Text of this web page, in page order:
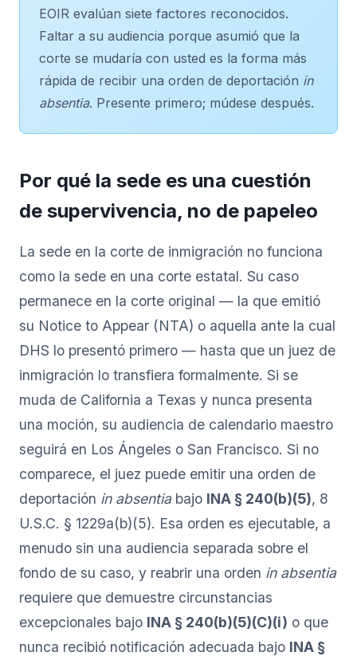
EOIR evalúan siete factores reconocidos.
Faltar a su audiencia porque asumió que la
corte se mudaría con usted es la forma más
rápida de recibir una orden de deportación in
absentia. Presente primero; múdese después.
Por qué la sede es una cuestión
de supervivencia, no de papeleo
La sede en la corte de inmigración no funciona
como la sede en una corte estatal. Su caso
permanece en la corte original — la que emitió
su Notice to Appear (NTA) o aquella ante la cual
DHS lo presentó primero — hasta que un juez de
inmigración lo transfiera formalmente. Si se
muda de California a Texas y nunca presenta
una moción, su audiencia de calendario maestro
seguirá en Los Ángeles o San Francisco. Si no
comparece, el juez puede emitir una orden de
deportación in absentiabajo INA § 240(b)(5), 8
U.S.C. § 1229a(b)(5). Esa orden es ejecutable, a
menudo sin una audiencia separada sobre el
fondo de su caso, y reabrir una orden in absentia
requiere que demuestre circunstancias
excepcionales bajo INA § 240(b)(5)(C)(i) o que
nunca recibió notificación adecuada bajo INA §